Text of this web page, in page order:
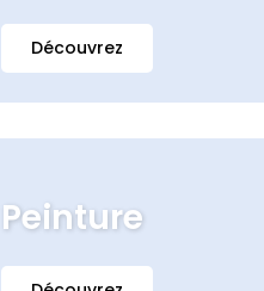
Découvrez
Peinture